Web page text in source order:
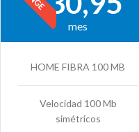
mes
HOME FIBRA 100 MB
Velocidad 100 Mb
simétricos